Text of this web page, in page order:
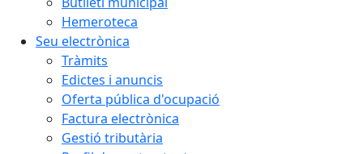
Hemeroteca
Seu electrònica
Tràmits
Edictes i anuncis
Oferta pública d'ocupació
Factura electrònica
Gestió tributària